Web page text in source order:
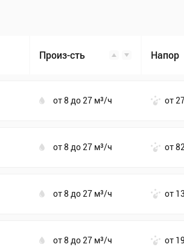
Произ-сть Напор
от 8 до 27 м³/ч от
от 8 до 27 м³/ч от
от 8 до 27 м³/ч от
от 8 до 27 м³/ч от